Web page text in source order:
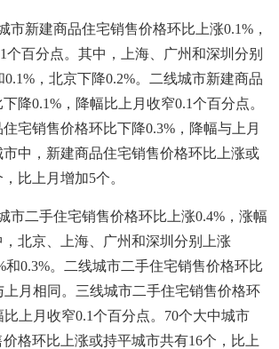
新建商品住宅销售价格环比上涨0.1%，
个百分点。其中，上海、广州和深圳分别
0.1%，北京下降0.2%。二线城市新建商品
降0.1%，降幅比上月收窄0.1个百分点。
宅销售价格环比下降0.3%，降幅与上月
中，新建商品住宅销售价格环比上涨或
比上月增加5个。
二手住宅销售价格环比上涨0.4%，涨幅
北京、上海、广州和深圳分别上涨
和0.3%。二线城市二手住宅销售价格环比
上月相同。三线城市二手住宅销售价格环
比上月收窄0.1个百分点。70个大中城市
格环比上涨或持平城市共有16个，比上